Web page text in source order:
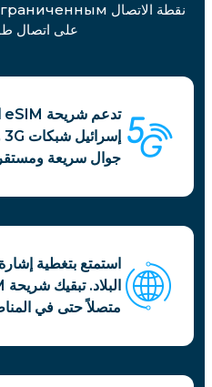
على اتصال
جوال سريعة
استمتع بتغطية
متصلاً حتى في